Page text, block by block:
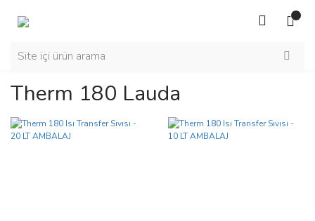
Therm 180 Lauda